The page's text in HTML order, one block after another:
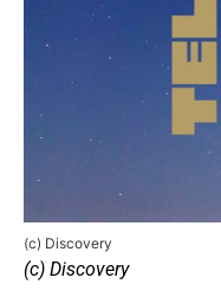
(c) Discovery
(c) Discovery